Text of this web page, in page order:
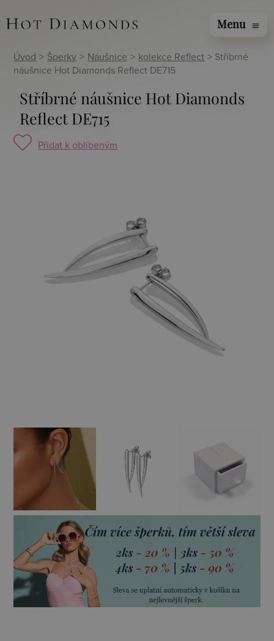
Menu menu
Úvod > Šperky > Náušnice > kolekce Reflect > Stříbrné
náušnice Hot Diamonds Reflect DE715
Stříbrné náušnice Hot Diamonds
Reflect DE715
Přidat k oblíbeným